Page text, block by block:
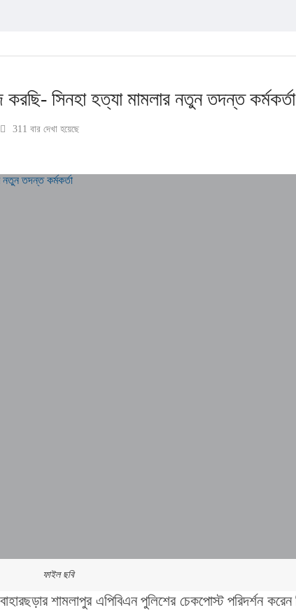
সিনহা হত্যা মামলার নতুন তদন্ত কর্মকর্তা
311 বার দেখা হয়েছে
ফাইল ছবি
শামলাপুর এপিবিএন পুলিশের চেকপোস্ট পরিদর্শন করেন